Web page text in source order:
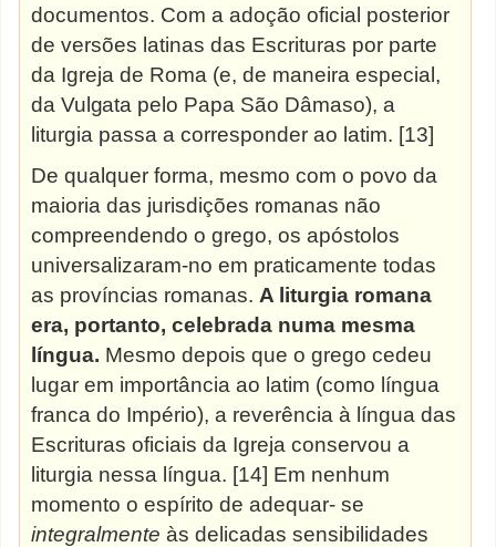
documentos. Com a adoção oficial posterior
de versões latinas das Escrituras por parte
da Igreja de Roma (e, de maneira especial,
daVulgata pelo Papa São Dâmaso), a
liturgia passa a corresponder ao latim. [13]
De qualquer forma, mesmo com o povo da
maioria das jurisdições romanas não
compreendendo o grego, os apóstolos
universalizaram-no em praticamente todas
as províncias romanas. A liturgia romana
era, portanto, celebrada numa mesma
língua. Mesmo depois que o grego cedeu
lugar em importância ao latim (como língua
franca do Império), a reverência à língua das
Escrituras oficiais da Igreja conservou a
liturgia nessa língua. [14] Em nenhum
momento o espírito de adequar- se
integralmenteàs delicadas sensibilidades